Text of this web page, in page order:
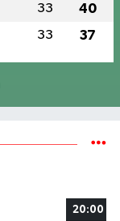
33 40
33 37
20:00